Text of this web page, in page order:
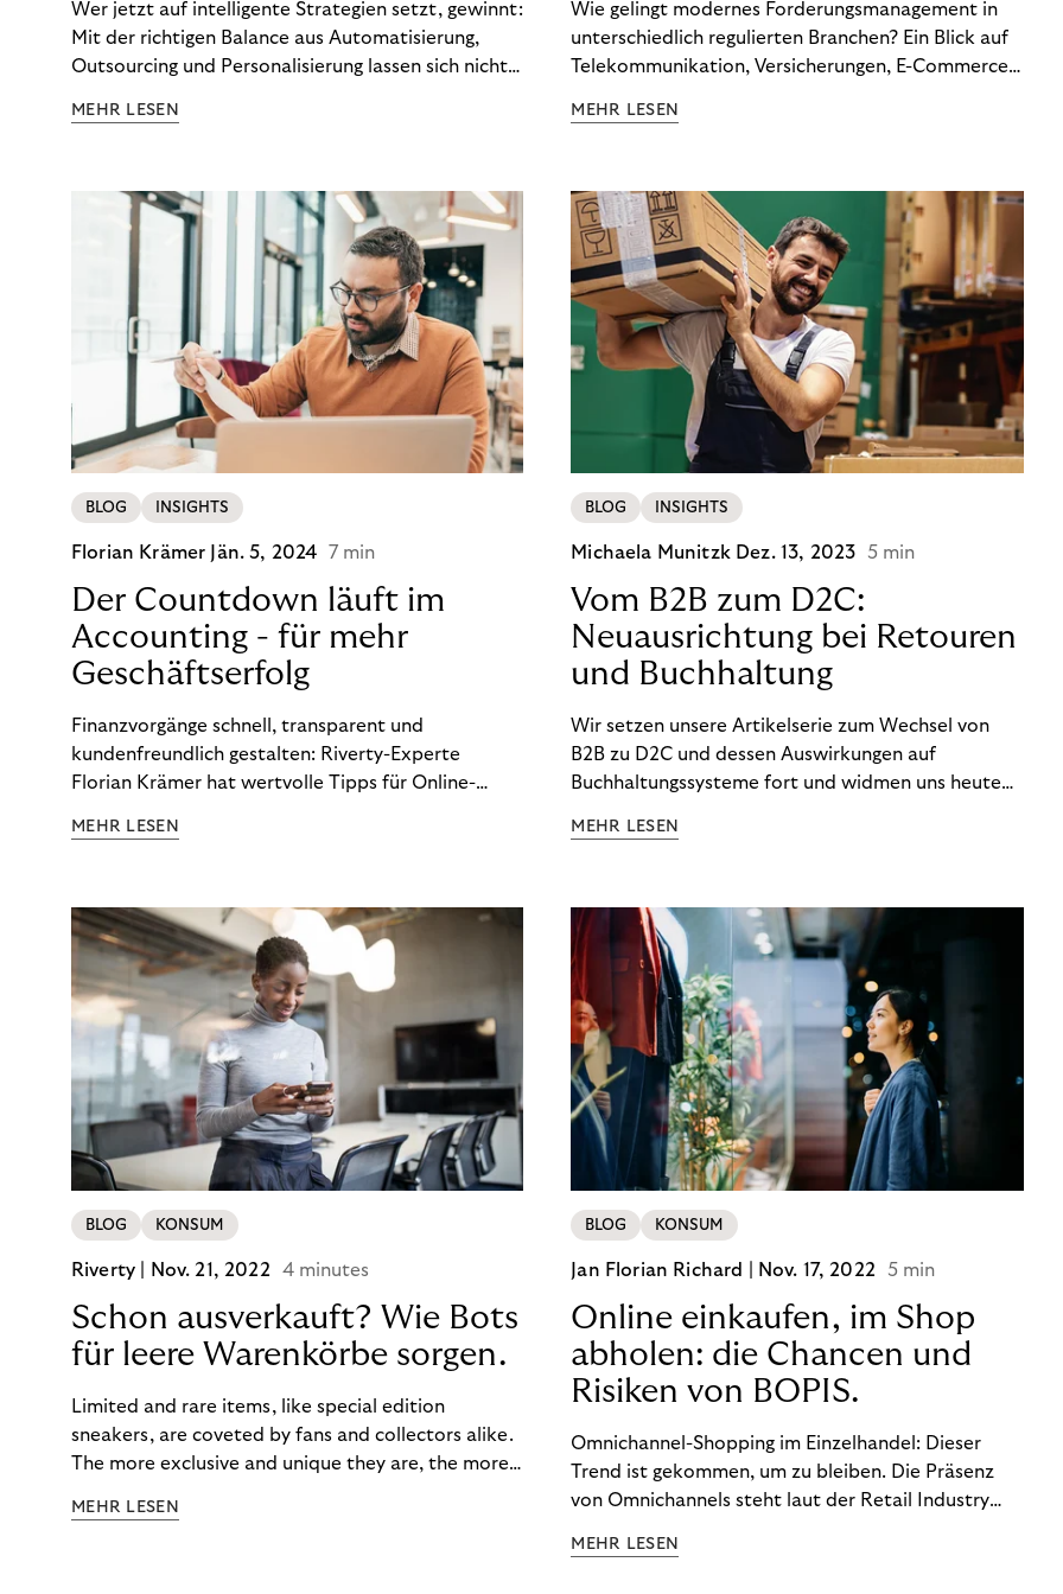
Wer jetzt auf intelligente Strategien setzt, gewinnt:
Mit der richtigen Balance aus Automatisierung,
Outsourcing und Personalisierung lassen sich nicht
Ergebnisse sichern. Riverty zeigt, wie Recovery-
MEHR LESEN
Wie gelingt modernes Forderungsmanagement in
unterschiedlich regulierten Branchen? Ein Blick auf
Telekommunikation, Versicherungen, E-Commerce
wirksam reduzieren will, braucht keine
MEHR LESEN
BLOG INSIGHTS
Florian Krämer Jän. 5, 2024 7 min
Der Countdown läuft im
Accounting - für mehr
Geschäftserfolg
Finanzvorgänge schnell, transparent und
kundenfreundlich gestalten: Riverty-Experte
Florian Krämer hat wertvolle Tipps für Online-
möchten.
MEHR LESEN
BLOG INSIGHTS
Michaela Munitzk Dez. 13, 2023 5 min
Vom B2B zum D2C:
Neuausrichtung bei Retouren
und Buchhaltung
Wir setzen unsere Artikelserie zum Wechsel von
B2B zu D2C und dessen Auswirkungen auf
Buchhaltungssysteme fort und widmen uns heute
im D2C-Bereich.
MEHR LESEN
BLOG KONSUM
Riverty | Nov. 21, 2022 4 minutes
Schon ausverkauft? Wie Bots
für leere Warenkörbe sorgen.
Limited and rare items, like special edition
sneakers, are coveted by fans and collectors alike.
The more exclusive and unique they are, the more
industry uses artificial scarcity, also known as a
MEHR LESEN
BLOG KONSUM
Jan Florian Richard | Nov. 17, 2022 5 min
Online einkaufen, im Shop
abholen: die Chancen und
Risiken von BOPIS.
Omnichannel-Shopping im Einzelhandel: Dieser
Trend ist gekommen, um zu bleiben. Die Präsenz
von Omnichannels steht laut der Retail Industry
nicht mehr verzichtet werden kann. Ein fester
MEHR LESEN